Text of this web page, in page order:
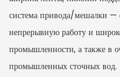
система привода/мешалки —
непрерывную работу и
промышленности, а также в
промышленных сточных вод.